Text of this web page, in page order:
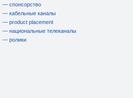
— спонсорство
— кабельные каналы
— product placement
— национальные телеканалы
— ролики